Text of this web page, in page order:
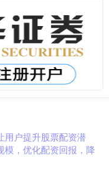
用户提升股票配资潜
模，优化配资回报，降